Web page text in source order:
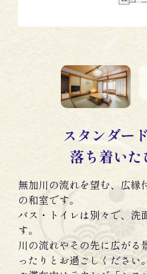
スタンダー
落ち着いた
無加川の流れを望む、広縁
の和室です。
バス・トイレは別々で、洗
す。
川の流れやその先に広がる
ったりとお過ごしください